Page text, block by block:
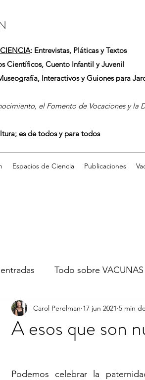
: Entrevistas, Pláticas y Textos
Científicos, Cuento Infantil y Juvenil
Interactivos y Guiones para
el Fomento de Vocaciones y la
es de todos y para todos
Espacios de Ciencia Publicaciones
Todo sobre
A esos que son
Carol Perelman 17 jun 2021 5 min
Podemos celebrar la